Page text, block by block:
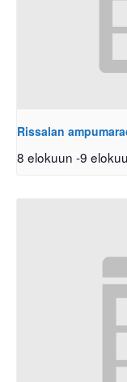
Rissalan
8 elokuun -9